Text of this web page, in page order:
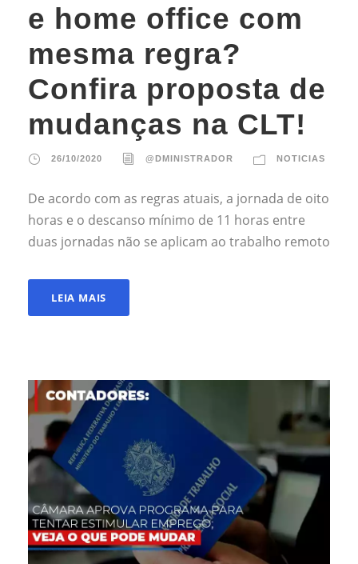
e home office com
mesma regra?
Confira proposta de
mudanças na CLT!
26/10/2020 @DMINISTRADOR NOTICIAS
De acordo com as regras atuais, a jornada de oito
horas e o descanso mínimo de 11 horas entre
duas jornadas não se aplicam ao trabalho remoto
LEIA MAIS